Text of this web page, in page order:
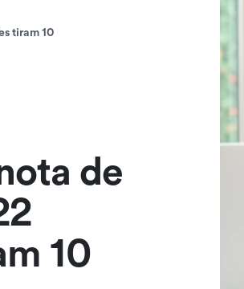
Empréstimo
tiram 10
de
10